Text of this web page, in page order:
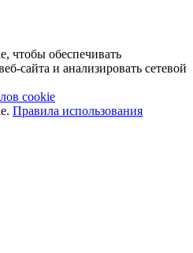
чтобы обеспечивать
сайта и анализировать сетевой
cookie
Правила использования